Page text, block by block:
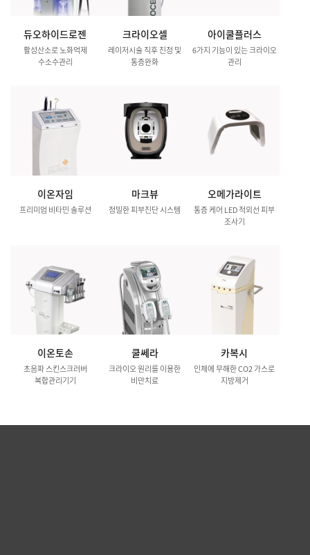
듀오하이드로젠
활성산소로 노화억제
수소수관리
크라이오셀
레이저시술 직후 진정 및
통증완화
아이쿨플러스
6가지 기능이 있는 크라이오
관리
이온자임
프리미엄 비타민 솔루션
마크뷰
정밀한 피부진단 시스템
오메가라이트
통증 케어 LED 적외선 피부
조사기
이온토손
초음파 스킨스크러버
복합관리기기
쿨쎄라
크라이오 원리를 이용한
비만치료
카복시
인체에 무해한 CO2 가스로
지방제거